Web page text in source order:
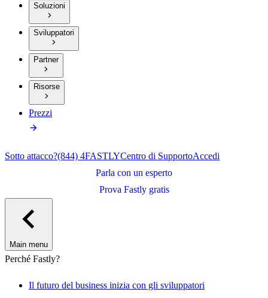
Soluzioni
Sviluppatori
Partner
Risorse
Prezzi
Sotto attacco?(844) 4FASTLYCentro di SupportoAccedi
Parla con un esperto
Prova Fastly gratis
Main menu
Perché Fastly?
Il futuro del business inizia con gli sviluppatori